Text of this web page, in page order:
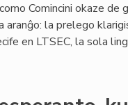
Comincini okaze de
aranĝo: la prelego
en LTSEC, la sola